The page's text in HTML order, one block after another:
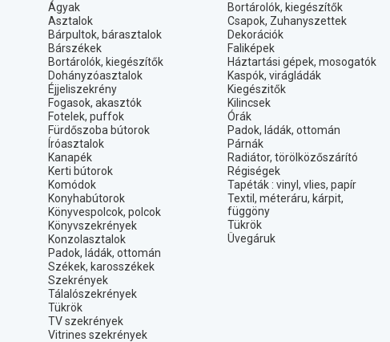
Ágyak
Asztalok
Bárpultok, bárasztalok
Bárszékek
Bortárolók, kiegészítők
Dohányzóasztalok
Éjjeliszekrény
Fogasok, akasztók
Fotelek, puffok
Fürdőszoba bútorok
Íróasztalok
Kanapék
Kerti bútorok
Komódok
Konyhabútorok
Könyvespolcok, polcok
Könyvszekrények
Konzolasztalok
Padok, ládák, ottomán
Székek, karosszékek
Szekrények
Tálalószekrények
Tükrök
TV szekrények
Vitrines szekrények
Bortárolók, kiegészítők
Csapok, Zuhanyszettek
Dekorációk
Faliképek
Háztartási gépek, mosogatók
Kaspók, virágládák
Kiegészitők
Kilincsek
Órák
Padok, ládák, ottomán
Párnák
Radiátor, törölközőszárító
Régiségek
Tapéták : vinyl, vlies, papír
Textil, méteráru, kárpit,
függöny
Tükrök
Üvegáruk